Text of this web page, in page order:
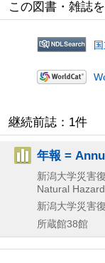
この図書・雑誌
継続前誌：1件
年報 =
新潟大学災害
Natural
新潟大学災害
所蔵館38館